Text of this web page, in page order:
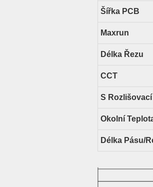
Šířka PCB
Maxrun
Délka Řezu
CCT
S
Okolní
Délka Pásu/